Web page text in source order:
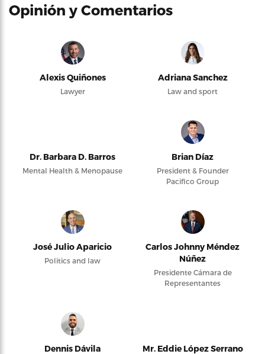
Opinión y Comentarios
Alexis Quiñones
Lawyer
Adriana Sanchez
Law and sport
Dr. Barbara D. Barros
Mental Health & Menopause
Brian Díaz
President & Founder
Pacifico Group
José Julio Aparicio
Politics and law
Carlos Johnny Méndez
Núñez
Presidente Cámara de
Representantes
Dennis Dávila Mr. Eddie López Serrano